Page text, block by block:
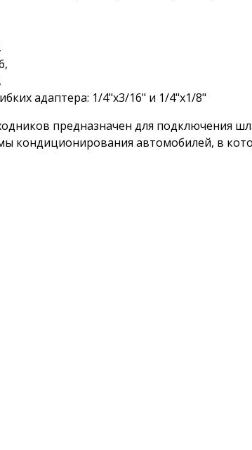
адаптера: 1/4"x3/16" и 1/4"x1/8"
предназначен для подключения
кондиционирования автомобилей, в